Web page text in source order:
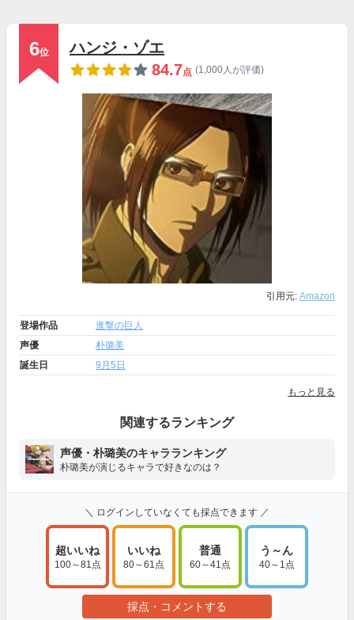
6位
ハンジ・ゾエ
84.7点 (1,000人が評価)
引用元: Amazon
登場作品
進撃の巨人
声優
朴璐美
誕生日
9月5日
もっと見る
関連するランキング
声優・朴璐美のキャラランキング
朴璐美が演じるキャラで好きなのは？
＼ ログインしていなくても採点できます ／
超いいね
100～81点
いいね
80～61点
普通
60～41点
う～ん
40～1点
採点・コメントする